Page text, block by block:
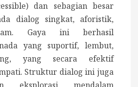
dan sebagian besar
dialog singkat, aforistik,
Gaya ini berhasil
yang suportif, lembut,
yang secara efektif
Struktur dialog ini juga